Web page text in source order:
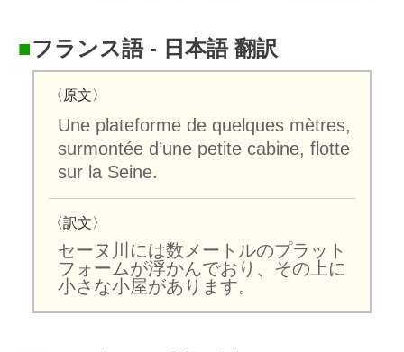
■フランス語 - 日本語 翻訳
〈原文〉
Une plateforme de quelques mètres,
surmontée d’une petite cabine, flotte
sur la Seine.
〈訳文〉
セーヌ川には数メートルのプラット
フォームが浮かんでおり、その上に
小さな小屋があります。